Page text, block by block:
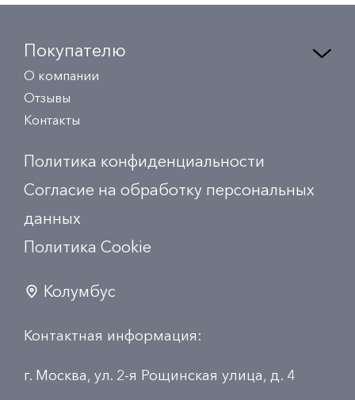
Покупателю
О компании
Отзывы
Контакты
Политика конфиденциальности
Согласие на обработку персональных
данных
Политика Сookie
Колумбус
Контактная информация:
г. Москва, ул. 2-я Рощинская улица, д. 4